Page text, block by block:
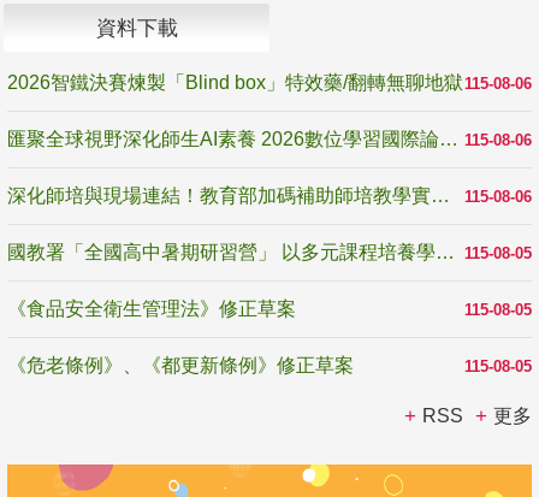
資料下載
115-08-06
2026智鐵決賽煉製「Blind box」特效藥/翻轉無聊地獄
115-08-06
匯聚全球視野深化師生AI素養 2026數位學習國際論壇高雄登場
115-08-06
深化師培與現場連結！教育部加碼補助師培教學實踐研究 10月師培國際研討會交流教學實踐經驗
115-08-05
國教署「全國高中暑期研習營」 以多元課程培養學生瞭解誠信專業與倫理價值
115-08-05
《食品安全衛生管理法》修正草案
115-08-05
《危老條例》、《都更新條例》修正草案
RSS 更多